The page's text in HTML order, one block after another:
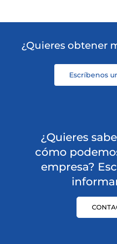
¿Quieres obtener
Escríbenos
¿Quieres
cómo
empresa?